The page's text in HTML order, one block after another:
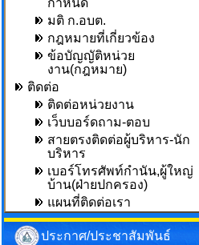
กำหนด
มติ ก.อบต.
กฎหมายที่เกี่ยวข้อง
ข้อบัญญัติหน่วย
งาน(กฎหมาย)
ติดต่อ
ติดต่อหน่วยงาน
เว็บบอร์ดถาม-ตอบ
สายตรงติดต่อผู้บริหาร-นัก
บริหาร
เบอร์โทรศัพท์กำนัน,ผู้ใหญ่
บ้าน(ฝ่ายปกครอง)
แผนที่ติดต่อเรา
ประกาศ/ประชาสัมพันธ์